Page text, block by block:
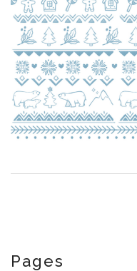
Pages